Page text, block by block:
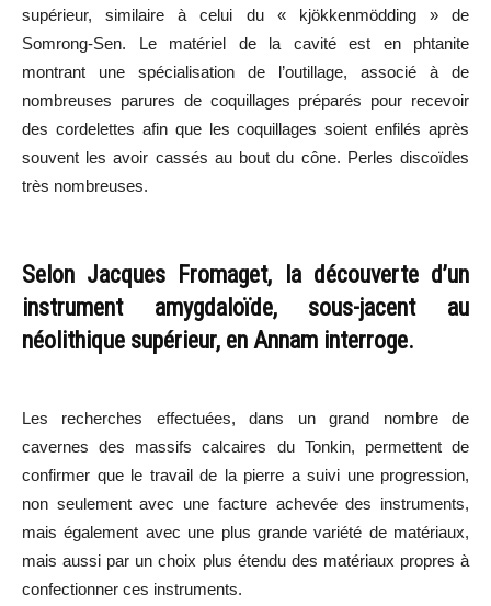
supérieur, similaire à celui du « kjökkenmödding » de
Somrong-Sen. Le matériel de la cavité est en phtanite
montrant une spécialisation de l’outillage, associé à de
nombreuses parures de coquillages préparés pour recevoir
des cordelettes afin que les coquillages soient enfilés après
souvent les avoir cassés au bout du cône. Perles discoïdes
très nombreuses.
Selon Jacques Fromaget, la découverte d’un
instrument amygdaloïde, sous-jacent au
néolithique supérieur, en Annam interroge.
Les recherches effectuées, dans un grand nombre de
cavernes des massifs calcaires du Tonkin, permettent de
confirmer que le travail de la pierre a suivi une progression,
non seulement avec une facture achevée des instruments,
mais également avec une plus grande variété de matériaux,
mais aussi par un choix plus étendu des matériaux propres à
confectionner ces instruments.